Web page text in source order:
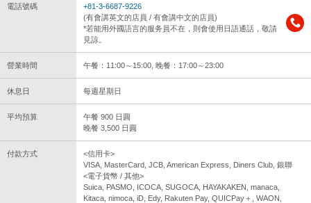
電話號碼
+81-3-6687-9226
(有會講英文的店員 / 有會講中文的店員)
*若能用外國語言的服务員不在，則會使用日語通話，敬請
見諒。
營業時間 午餐：11:00～15:00, 晚餐：17:00～23:00
休息日 每週星期日
平均預算
午餐 900 日圓
晚餐 3,500 日圓
付款方式
<信用卡>
VISA, MasterCard, JCB, American Express, Diners Club, 銀聯
<電子貨幣 / 其他>
Suica, PASMO, ICOCA, SUGOCA, HAYAKAKEN, manaca,
Kitaca, nimoca, iD, Edy, Rakuten Pay, QUICPay＋, WAON,